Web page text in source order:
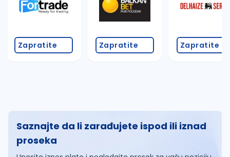
Zapratite Zapratite Zapratite
Saznajte da li zarađujete ispod ili iznad
proseka